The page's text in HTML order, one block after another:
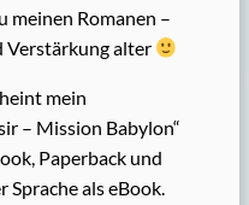
meinen Romanen –
Verstärkung alter
mein
– Mission Babylon“
Paperback und
Sprache als eBook.